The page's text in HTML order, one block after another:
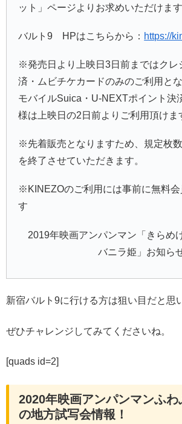
ット」ページよりお求めいただけます
バルト9 HPはこちらから： https://
※発売日より上映日3日前まではクレ
済・ムビチケカードのみのご利用と
モバイルSuica・U-NEXTポイント決
様は上映日の2日前よりご利用頂けま
※先着販売となりますため、規定枚
を終了させていただきます。
※KINEZOのご利用には事前に無料
す
2019年映画アンパンマン「きらめ
バニラ姫」お知ら
新宿バルト9に行ける方は狙い目だと思
ぜひチャレンジしてみてくださいね。
[quads id=2]
2020年映画アンパンマンふわ
の地方試写会情報！